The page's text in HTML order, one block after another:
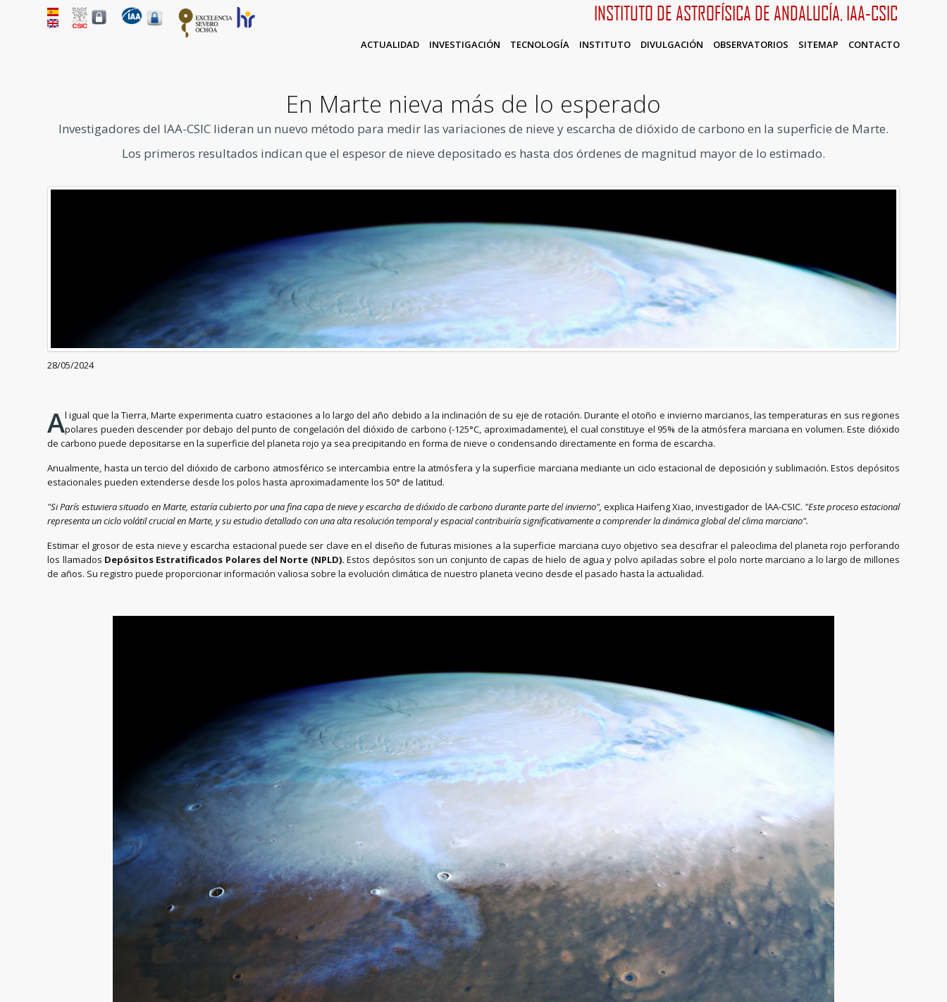
INSTITUTO DE ASTROFÍSICA DE ANDALUCÍA, IAA-CSIC
ACTUALIDAD INVESTIGACIÓN TECNOLOGÍA INSTITUTO DIVULGACIÓN OBSERVATORIOS SITEMAP CONTACTO
En Marte nieva más de lo esperado
Investigadores del IAA-CSIC lideran un nuevo método para medir las variaciones de nieve y escarcha de dióxido de carbono en la superficie de Marte.
Los primeros resultados indican que el espesor de nieve depositado es hasta dos órdenes de magnitud mayor de lo estimado.
28/05/2024
Al igual que la Tierra, Marte experimenta cuatro estaciones a lo largo del año debido a la inclinación de su eje de rotación. Durante el otoño e invierno marcianos, las temperaturas en sus regiones
polares pueden descender por debajo del punto de congelación del dióxido de carbono (-125°C, aproximadamente), el cual constituye el 95% de la atmósfera marciana en volumen. Este dióxido
de carbono puede depositarse en la superficie del planeta rojo ya sea precipitando en forma de nieve o condensando directamente en forma de escarcha.
Anualmente, hasta un tercio del dióxido de carbono atmosférico se intercambia entre la atmósfera y la superficie marciana mediante un ciclo estacional de deposición y sublimación. Estos depósitos
estacionales pueden extenderse desde los polos hasta aproximadamente los 50° de latitud.
"Si París estuviera situado en Marte, estaría cubierto por una fina capa de nieve y escarcha de dióxido de carbono durante parte del invierno", explica Haifeng Xiao, investigador de lAA-CSIC. "Este proceso estacional
representa un ciclo volátil crucial en Marte, y su estudio detallado con una alta resolución temporal y espacial contribuiría significativamente a comprender la dinámica global del clima marciano".
Estimar el grosor de esta nieve y escarcha estacional puede ser clave en el diseño de futuras misiones a la superficie marciana cuyo objetivo sea descifrar el paleoclima del planeta rojo perforando
los llamados Depósitos Estratificados Polares del Norte (NPLD). Estos depósitos son un conjunto de capas de hielo de agua y polvo apiladas sobre el polo norte marciano a lo largo de millones
de años. Su registro puede proporcionar información valiosa sobre la evolución climática de nuestro planeta vecino desde el pasado hasta la actualidad.